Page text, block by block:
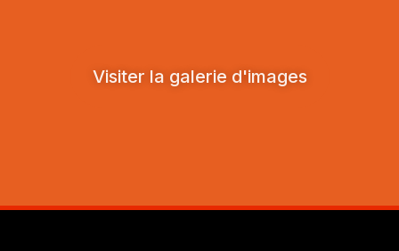
Visiter la galerie d'images